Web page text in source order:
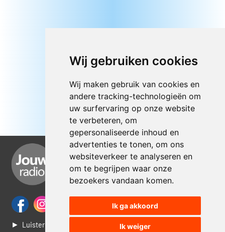
Wij gebruiken cookies
Wij maken gebruik van cookies en
andere tracking-technologieën om
uw surfervaring op onze website
te verbeteren, om
gepersonaliseerde inhoud en
advertenties te tonen, om ons
websiteverkeer te analyseren en
om te begrijpen waar onze
bezoekers vandaan komen.
Ik ga akkoord
Ik weiger
► Luisteren naar Jouwradio